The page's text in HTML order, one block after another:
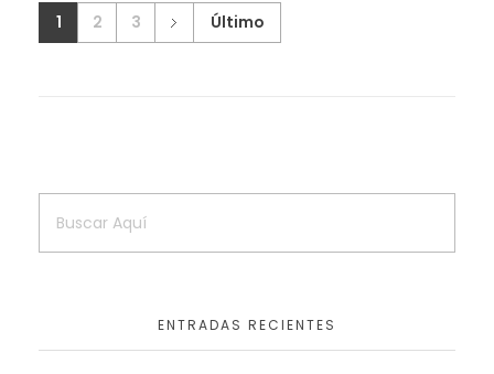
1 2 3 Último
ENTRADAS RECIENTES